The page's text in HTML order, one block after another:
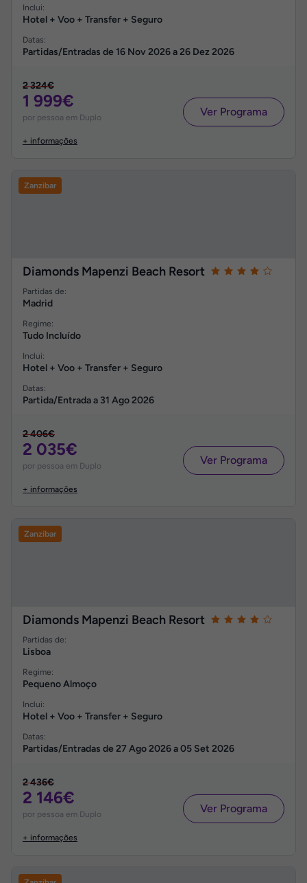
Inclui:
Hotel + Voo + Transfer + Seguro
Datas:
Partidas/Entradas de16 Nov 2026a26 Dez 2026
2 324€
1 999€
por pessoa em Duplo
+ informações
Ver Programa
Zanzibar
Diamonds Mapenzi Beach Resort
Partidas de:
Madrid
Regime:
Tudo Incluído
Inclui:
Hotel + Voo + Transfer + Seguro
Datas:
Partida/Entrada a 31 Ago 2026
2 406€
2 035€
por pessoa em Duplo
+ informações
Ver Programa
Zanzibar
Diamonds Mapenzi Beach Resort
Partidas de:
Lisboa
Regime:
Pequeno Almoço
Inclui:
Hotel + Voo + Transfer + Seguro
Datas:
Partidas/Entradas de27 Ago 2026a05 Set 2026
2 436€
2 146€
por pessoa em Duplo
+ informações
Ver Programa